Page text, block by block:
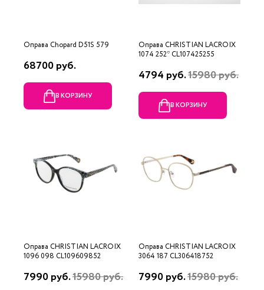
Оправа Chopard D51S 579
68700 руб.
В КОРЗИНУ
Оправа CHRISTIAN LACROIX
1074 252* CL107425255
4794 руб.15980 руб.
В КОРЗИНУ
Оправа CHRISTIAN LACROIX
1096 098 CL109609852
7990 руб.15980 руб.
Оправа CHRISTIAN LACROIX
3064 187 CL306418752
7990 руб.15980 руб.